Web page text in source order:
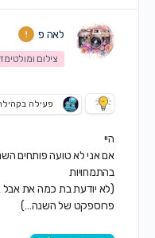
לאה פ
צילום
פעילה בקהילה
היי
אם אני לא טועה פותחים
בהתמחויות
(לא יודעת בת כמה את אבל
פרוספקט של השנה…)